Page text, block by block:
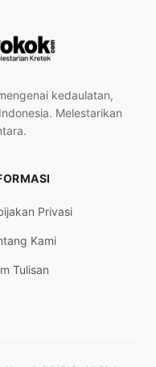
kedaulatan,
Melestarikan
Privasi
Kami
Tulisan